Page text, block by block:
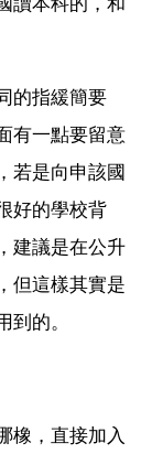
的指緩簡要
有一點要留意
若是向申該國
好的學校背
建議是在公升
但這樣其實是
的。
橡，直接加入